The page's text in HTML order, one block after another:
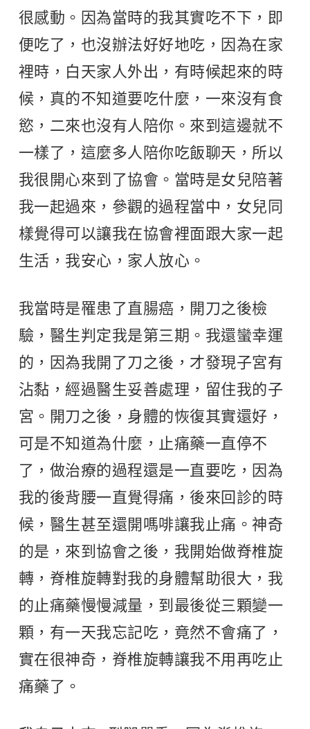
很感動。因為當時的我其實吃不下，即
便吃了，也沒辦法好好地吃，因為在家
裡時，白天家人外出，有時候起來的時
候，真的不知道要吃什麼，一來沒有食
慾，二來也沒有人陪你。來到這邊就不
一樣了，這麼多人陪你吃飯聊天，所以
我很開心來到了協會。當時是女兒陪著
我一起過來，參觀的過程當中，女兒同
樣覺得可以讓我在協會裡面跟大家一起
生活，我安心，家人放心。
我當時是罹患了直腸癌，開刀之後檢
驗，醫生判定我是第三期。我還蠻幸運
的，因為我開了刀之後，才發現子宮有
沾黏，經過醫生妥善處理，留住我的子
宮。開刀之後，身體的恢復其實還好，
可是不知道為什麼，止痛藥一直停不
了，做治療的過程還是一直要吃，因為
我的後背腰一直覺得痛，後來回診的時
候，醫生甚至還開嗎啡讓我止痛。神奇
的是，來到協會之後，我開始做脊椎旋
轉，脊椎旋轉對我的身體幫助很大，我
的止痛藥慢慢減量，到最後從三顆變一
顆，有一天我忘記吃，竟然不會痛了，
實在很神奇，脊椎旋轉讓我不用再吃止
痛藥了。